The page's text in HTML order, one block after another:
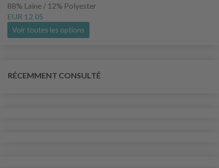
88% Laine / 12% Polyester
EUR 12.05
Voir toutes les options
RÉCEMMENT CONSULTÉ